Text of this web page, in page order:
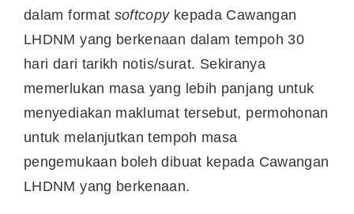
dalam format softcopykepada Cawangan
LHDNM yang berkenaan dalam tempoh 30
hari dari tarikh notis/surat. Sekiranya
memerlukan masa yang lebih panjang untuk
menyediakan maklumat tersebut, permohonan
untuk melanjutkan tempoh masa
pengemukaan boleh dibuat kepada Cawangan
LHDNM yang berkenaan.